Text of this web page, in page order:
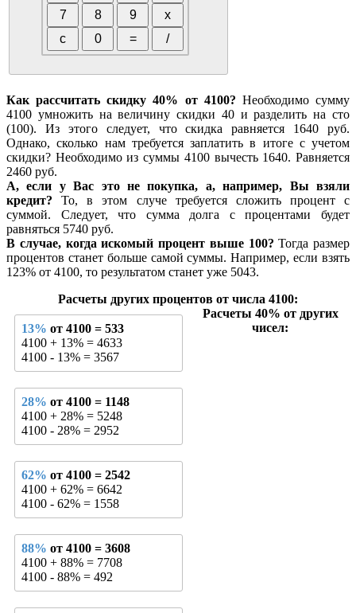
Как рассчитать скидку 40% от 4100? Необходимо сумму
4100 умножить на величину скидки 40 и разделить на сто
(100). Из этого следует, что скидка равняется 1640 руб.
Однако, сколько нам требуется заплатить в итоге с учетом
скидки? Необходимо из суммы 4100 вычесть 1640. Равняется
2460 руб.
А, если у Вас это не покупка, а, например, Вы взяли
кредит? То, в этом случе требуется сложить процент с
суммой. Следует, что сумма долга с процентами будет
равняться 5740 руб.
В случае, когда искомый процент выше 100? Тогда размер
процентов станет больше самой суммы. Например, если взять
123% от 4100, то результатом станет уже 5043.
Расчеты других процентов от числа 4100:
13% от 4100 = 533
4100 + 13% = 4633
4100 - 13% = 3567
28% от 4100 = 1148
4100 + 28% = 5248
4100 - 28% = 2952
62% от 4100 = 2542
4100 + 62% = 6642
4100 - 62% = 1558
88% от 4100 = 3608
4100 + 88% = 7708
4100 - 88% = 492
Расчеты 40% от других
чисел: